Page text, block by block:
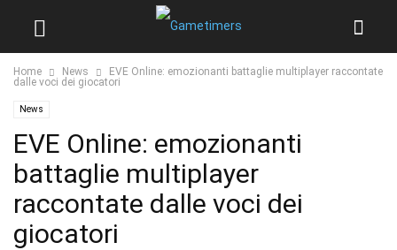
Home News
EVE Online: emozionanti battaglie multiplayer raccontate
dalle voci dei giocatori
News
EVE Online: emozionanti
battaglie multiplayer
raccontate dalle voci dei
giocatori